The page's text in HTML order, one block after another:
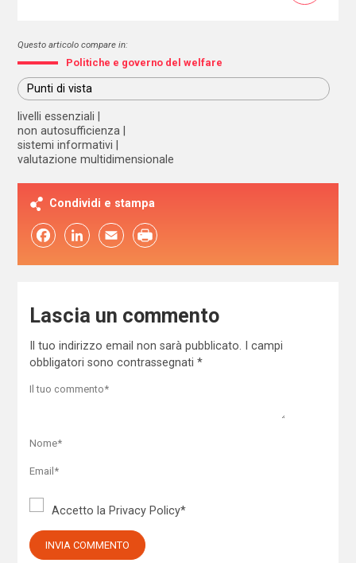
Questo articolo compare in:
Politiche e governo del welfare
Punti di vista
livelli essenziali
non autosufficienza
sistemi informativi
valutazione multidimensionale
Condividi e stampa
FacebookLinkedIn Email
Lascia un commento
Il tuo indirizzo email non sarà pubblicato.
I campi
obbligatori sono contrassegnati *
Accetto la Privacy Policy*